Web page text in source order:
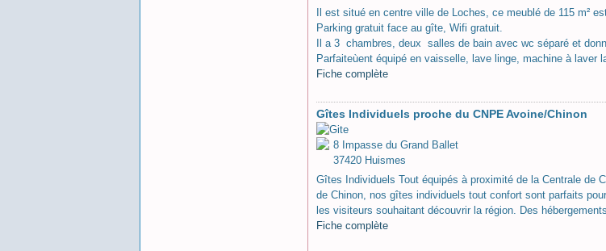
Il est situé en centre ville de Loches, ce meublé de 115 m²
Parking gratuit face au gîte, Wifi gratuit.
Il a 3 chambres, deux salles de bain avec wc séparé et
Parfaiteùent équipé en vaisselle, lave linge, machine à laver
Fiche complète
Gîtes Individuels proche du CNPE Avoine/Chinon
8 Impasse du Grand Ballet
37420 Huismes
Gîtes Individuels Tout équipés à proximité de la Centrale de
de Chinon, nos gîtes individuels tout confort sont parfaits
les visiteurs souhaitant découvrir la région. Des
Fiche complète